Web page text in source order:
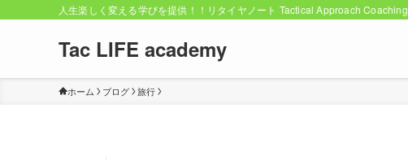
人生楽しく変える学びを提供！！リタイヤノート Tactical Approach Coaching
Tac LIFE academy
ホーム ブログ 旅行